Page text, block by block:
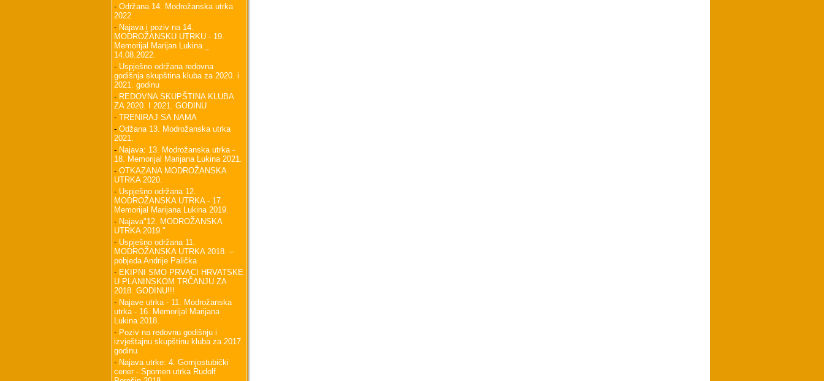
- Održana 14. Modrožanska utrka
2022
- Najava i poziv na 14.
MODROŽANSKU UTRKU - 19.
Memorijal Marijan Lukina _
14.08.2022.
- Uspješno održana redovna
godišnja skupština kluba za 2020. i
2021. godinu
- REDOVNA SKUPŠTINA KLUBA
ZA 2020. I 2021. GODINU
- TRENIRAJ SA NAMA
- Odžana 13. Modrožanska utrka
2021.
- Najava: 13. Modrožanska utrka -
18. Memorijal Marijana Lukina 2021.
- OTKAZANA MODROŽANSKA
UTRKA 2020.
- Uspješno održana 12.
MODROŽANSKA UTRKA - 17.
Memorijal Marijana Lukina 2019.
- Najava"12. MODROŽANSKA
UTRKA 2019."
- Uspješno održana 11.
MODROŽANSKA UTRKA 2018. –
pobjeda Andrije Palička
- EKIPNI SMO PRVACI HRVATSKE
U PLANINSKOM TRČANJU ZA
2018. GODINU!!!
- Najave utrka - 11. Modrožanska
utrka - 16. Memorijal Marijana
Lukina 2018.
- Poziv na redovnu godišnju i
izvještajnu skupštinu kluba za 2017.
godinu
- Najava utrke: 4. Gornjostubički
cener - Spomen utrka Rudolf